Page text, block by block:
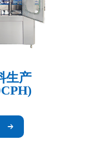
生产